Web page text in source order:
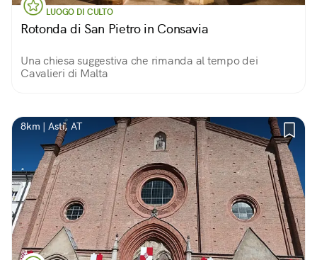
LUOGO DI CULTO
Rotonda di San Pietro in Consavia
Una chiesa suggestiva che rimanda al tempo dei
Cavalieri di Malta
8km | Asti, AT